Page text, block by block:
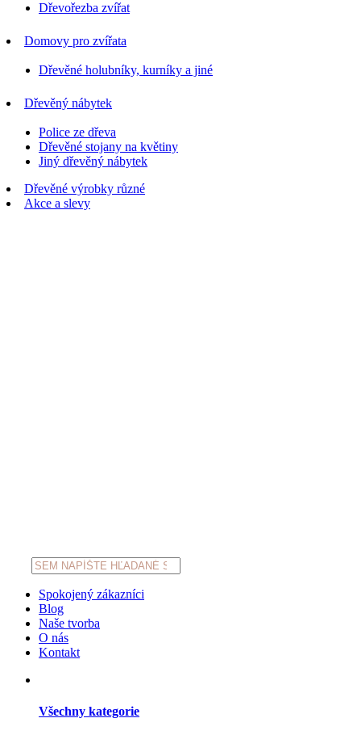
Dřevořezba zvířat
Domovy pro zvířata
Dřevěné holubníky, kurníky a jiné
Dřevěný nábytek
Police ze dřeva
Dřevěné stojany na květiny
Jiný dřevěný nábytek
Dřevěné výrobky různé
Akce a slevy
Products
search
Spokojený zákazníci
Blog
Naše tvorba
O nás
Kontakt
Všechny kategorie